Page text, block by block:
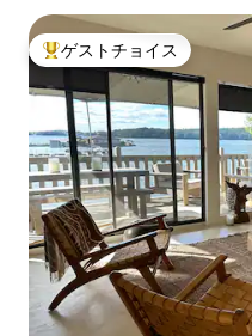
大好評のゲストチョイスで
ゲストチョイス